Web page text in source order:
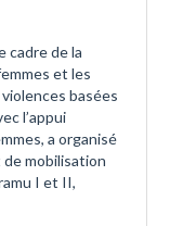
cadre de la
et les
basées
l’appui
a organisé
mobilisation
I et II,